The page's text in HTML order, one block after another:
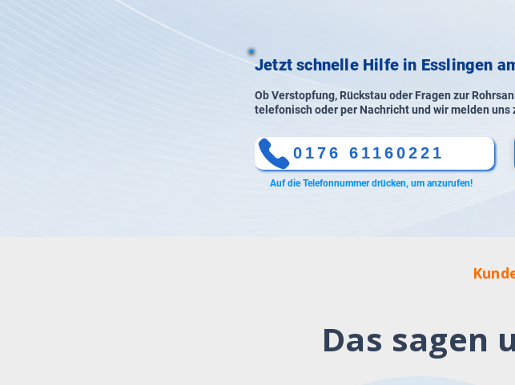
Jetzt schnelle Hilfe in Esslingen
Ob Verstopfung, Rückstau oder Fragen zur
telefonisch oder per Nachricht und wir melden uns
0176 61160221
Auf die Telefonnummer drücken, um anzurufen!
Das sagen